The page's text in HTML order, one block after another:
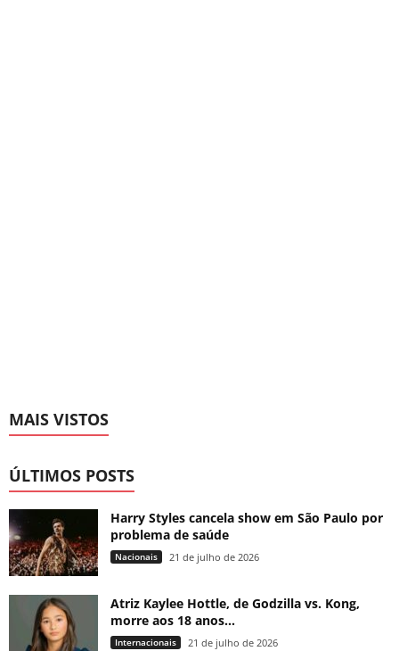
MAIS VISTOS
ÚLTIMOS POSTS
Harry Styles cancela show em São Paulo por
problema de saúde
Nacionais 21 de julho de 2026
Atriz Kaylee Hottle, de Godzilla vs. Kong,
morre aos 18 anos...
Internacionais 21 de julho de 2026